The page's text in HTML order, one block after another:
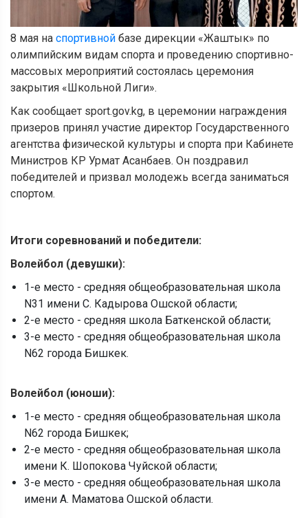
8 мая на спортивной базе дирекции «Жаштык» по
олимпийским видам спорта и проведению спортивно-
массовых мероприятий состоялась церемония
закрытия «Школьной Лиги».
Как сообщает sport.gov.kg, в церемонии награждения
призеров принял участие директор Государственного
агентства физической культуры и спорта при Кабинете
Министров КР Урмат Асанбаев. Он поздравил
победителей и призвал молодежь всегда заниматься
спортом.
Итоги соревнований и победители:
Волейбол (девушки):
1-е место - средняя общеобразовательная школа
N31 имени С. Кадырова Ошской области;
2-е место - средняя школа Баткенской области;
3-е место - средняя общеобразовательная школа
N62 города Бишкек.
Волейбол (юноши):
1-е место - средняя общеобразовательная школа
N62 города Бишкек;
2-е место - средняя общеобразовательная школа
имени К. Шопокова Чуйской области;
3-е место - средняя общеобразовательная школа
имени А. Маматова Ошской области.